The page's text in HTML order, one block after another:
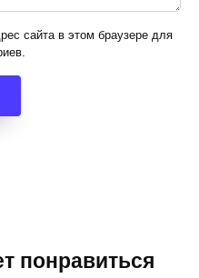
сайта в этом браузере для
понравиться